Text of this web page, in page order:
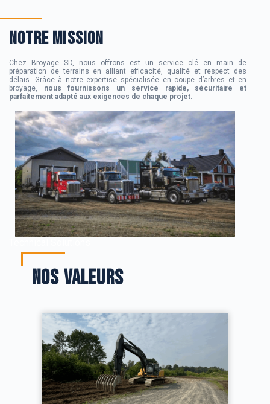
NOTRE MISSION
Chez Broyage SD, nous offrons est un service clé en main de
préparation de terrains en alliant efficacité, qualité et respect des
délais. Grâce à notre expertise spécialisée en coupe d’arbres et en
broyage, nous fournissons un service rapide, sécuritaire et
parfaitement adapté aux exigences de chaque projet.
NOS VALEURS